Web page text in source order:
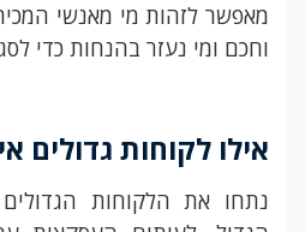
מאפשר לזהות מי מאנשי
וחכם ומי נעזר בהנחות כדי
אילו לקוחות גדולים
נתחו את הלקוחות